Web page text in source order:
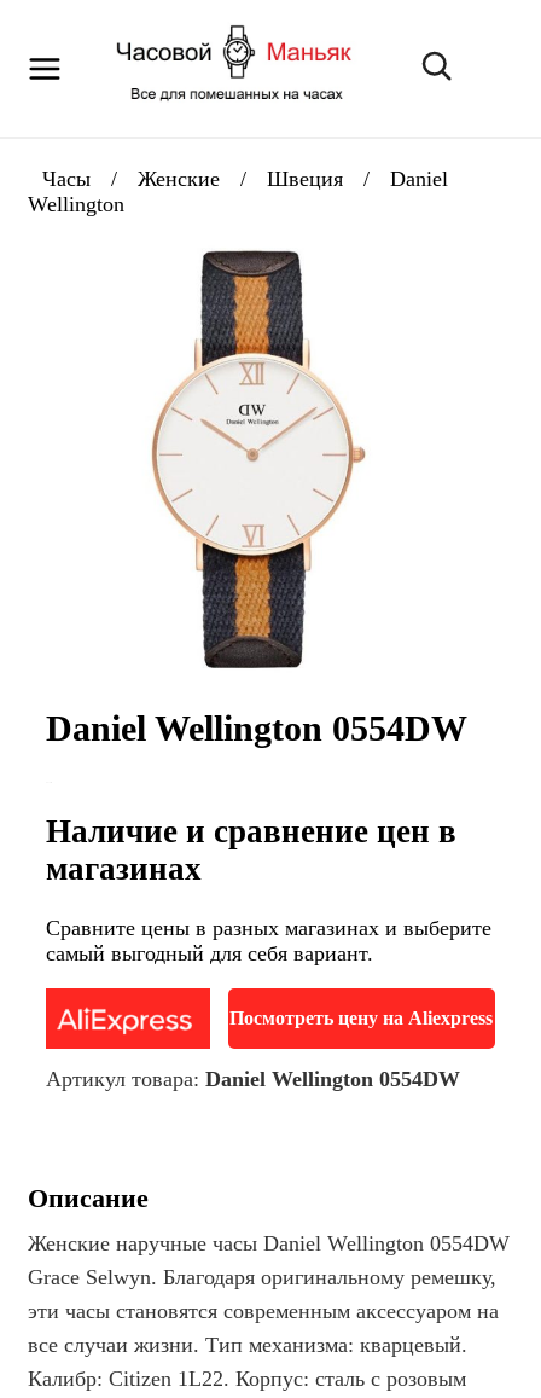
Часы / Женские / Швеция /
Daniel
Wellington
Daniel Wellington 0554DW
Наличие и сравнение цен в
магазинах
Сравните цены в разных магазинах и выберите
самый выгодный для себя вариант.
Посмотреть цену на Aliexpress
Артикул товара: Daniel Wellington 0554DW
Описание
Женские наручные часы Daniel Wellington 0554DW
Grace Selwyn. Благодаря оригинальному ремешку,
эти часы становятся современным аксессуаром на
все случаи жизни. Тип механизма: кварцевый.
Калибр: Citizen 1L22. Корпус: сталь с розовым